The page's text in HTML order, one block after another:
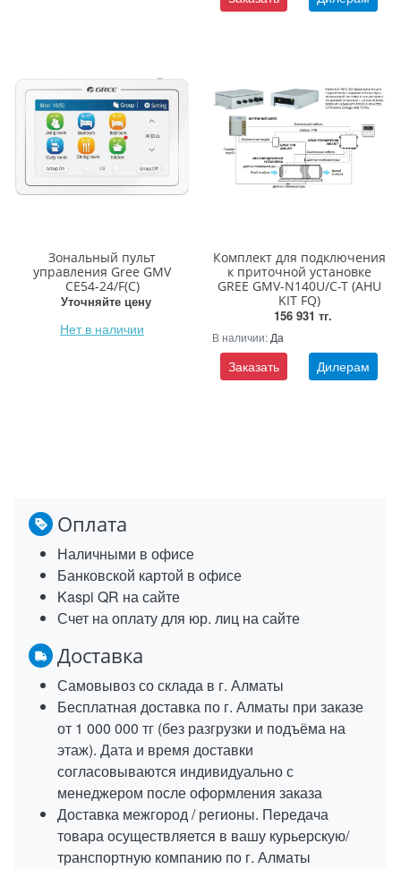
Зональный пульт
управления Gree GMV
CE54-24/F(C)
Уточняйте цену
Нет в наличии
Комплект для подключения
к приточной установке
GREE GMV-N140U/C-T (AHU
KIT FQ)
156 931 тг.
В наличии: Да
Заказать Дилерам
Оплата
Наличными в офисе
Банковской картой в офисе
Kaspi QR на сайте
Счет на оплату для юр. лиц на сайте
Доставка
Самовывоз со склада в г. Алматы
Бесплатная доставка по г. Алматы при заказе
от 1 000 000 тг (без разгрузки и подъёма на
этаж). Дата и время доставки
согласовываются индивидуально с
менеджером после оформления заказа
Доставка межгород / регионы. Передача
товара осуществляется в вашу курьерскую/
транспортную компанию по г. Алматы